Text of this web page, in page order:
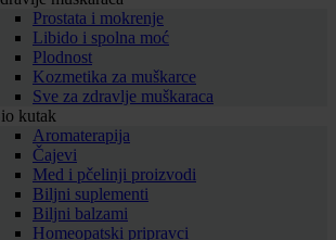
Prostata i mokrenje
Libido i spolna moć
Plodnost
Kozmetika za muškarce
Sve za zdravlje muškaraca
kutak
Aromaterapija
Čajevi
Med i pčelinji proizvodi
Biljni suplementi
Biljni balzami
Homeopatski pripravci